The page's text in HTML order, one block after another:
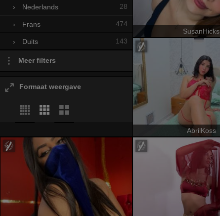
› Nederlands 28
› Frans 474
› Duits 143
Meer filters
Formaat weergave
SusanHicks
AbrilKoss